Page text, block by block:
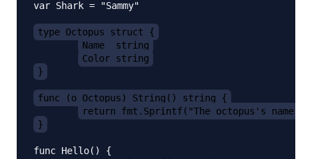
var Shark = "Sammy"
type Octopus struct {
Name  string
Color string
}
func (o Octopus) String() string {
return fmt.Sprintf("The octopus's name
}
func Hello() {